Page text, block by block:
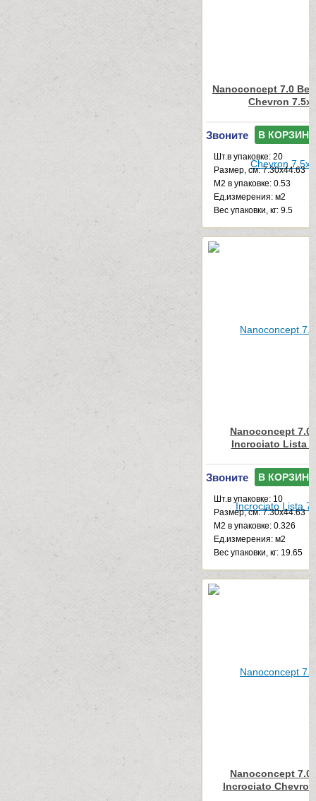
Nanoconcept 7.0
Chevron
Звоните В КОРЗИНУ
Шт.в упаковке: 20
Размер, см: 7.30x44.63
М2 в упаковке: 0.53
Ед.измерения: м2
Веc упаковки, кг: 9.5
Nanoconcept 7.0
Incrociato Lista
Звоните В КОРЗИНУ
Шт.в упаковке: 10
Размер, см: 7.30x44.63
М2 в упаковке: 0.326
Ед.измерения: м2
Веc упаковки, кг: 19.65
Nanoconcept 7.0
Incrociato